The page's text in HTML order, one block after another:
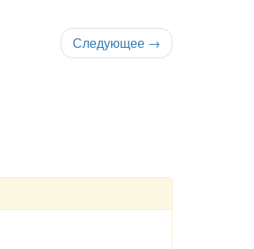
Следующее →